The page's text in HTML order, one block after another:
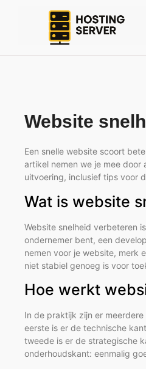
Website
Een snelle website scoort
artikel nemen we je mee door
uitvoering, inclusief tips voor
Wat is website
Website snelheid verbeteren
ondernemer bent, een
nemen voor je website, merk
niet stabiel genoeg is voor
Hoe werkt
In de praktijk zijn er
eerste is er de technische
tweede is er de strategische
onderhoudskant: eenmalig